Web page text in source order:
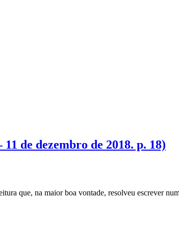
de dezembro de 2018. p. 18)
que, na maior boa vontade, resolveu escrever